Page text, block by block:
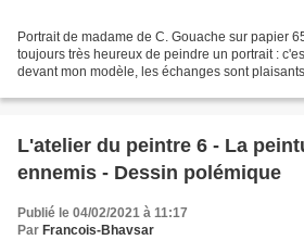
Portrait de madame de C. Gouache sur papier 65x50 Bhavsar Je suis
toujours très heureux de peindre un portrait :
devant mon modèle, les échanges sont
L'atelier du peintre 6 - La
ennemis - Dessin polémique
Publié le 04/02/2021 à 11:17
Par Francois-Bhavsar